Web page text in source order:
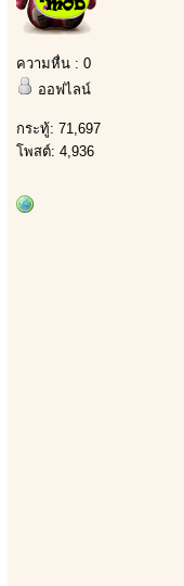
ความหื่น : 0
ออฟไลน์
กระทู้: 71,697
โพสต์: 4,936